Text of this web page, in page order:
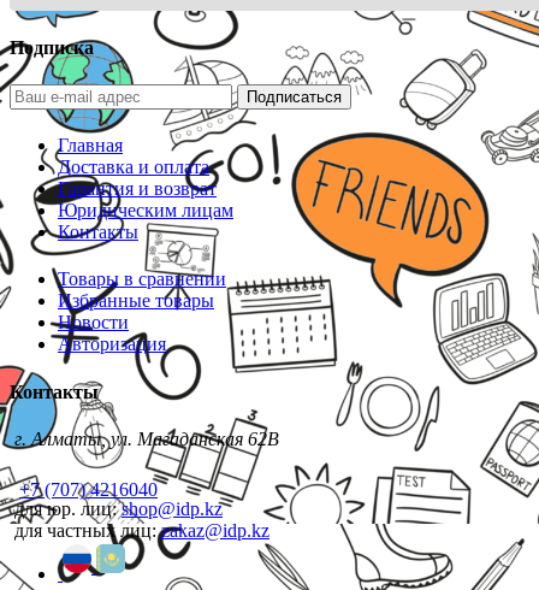
Подписка
Подписаться
Главная
Доставка и оплата
Гарантия и возврат
Юридическим лицам
Контакты
Товары в сравнении
Избранные товары
Новости
Авторизация
Контакты
г. Алматы, ул. Магаданская 62В
+7 (707) 4216040
для юр. лиц:shop@idp.kz
для частных лиц:zakaz@idp.kz